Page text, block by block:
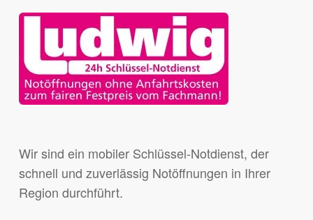
Wir sind ein mobiler Schlüssel-Notdienst, der
schnell und zuverlässig Notöffnungen in Ihrer
Region durchführt.